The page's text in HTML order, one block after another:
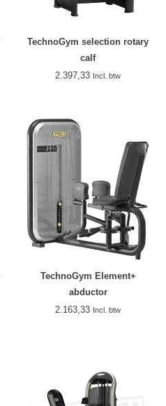
TechnoGym selection rotary
calf
2.397,33 Incl. btw
TechnoGym Element+
abductor
2.163,33 Incl. btw